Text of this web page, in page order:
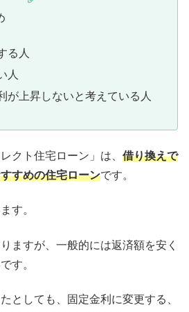
る人
人
が上昇しないと考えている人
クト住宅ローン」は、 借り換えで
すめの住宅ローンです。
す。
ますが、一般的には返済額を安く
す。
としても、固定金利に変更する、